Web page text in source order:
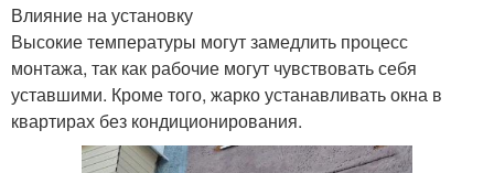
Влияние на установку
Высокие температуры могут замедлить процесс
монтажа, так как рабочие могут чувствовать себя
уставшими. Кроме того, жарко устанавливать окна в
квартирах без кондиционирования.